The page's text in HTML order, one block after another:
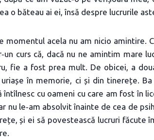
o băteau ai ei, însă despre lucrurile
momentul acela nu am nicio amintire.
curs că, dacă nu ne amintim mare
fie a fost prea mult. De obicei, a
în memorie, ci și din tinerețe.
întîlnesc cu oameni cu care am fost în
nu le‑am absolvit înainte de cea de
și ei să povestească lucruri făcute